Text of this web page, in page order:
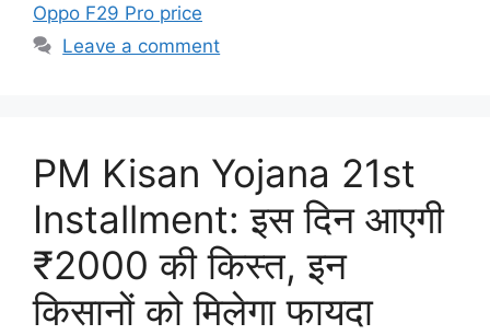
Oppo F29 Pro price
Leave a comment
PM Kisan Yojana 21st
Installment: इस दिन आएगी
₹2000 की किस्त, इन
किसानों को मिलेगा फायदा